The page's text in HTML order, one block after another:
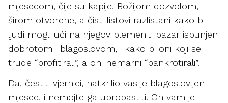
mjesecom, čije su kapije, Božijom dozvolom,
širom otvorene, a čisti listovi razlistani kako bi
ljudi mogli ući na njegov plemeniti bazar ispunjen
dobrotom i blagoslovom, i kako bi oni koji se
trude “profitirali”, a oni nemarni “bankrotirali”.
Da, čestiti vjernici, natkrilio vas je blagoslovljen
mjesec, i nemojte ga upropastiti. On vam je